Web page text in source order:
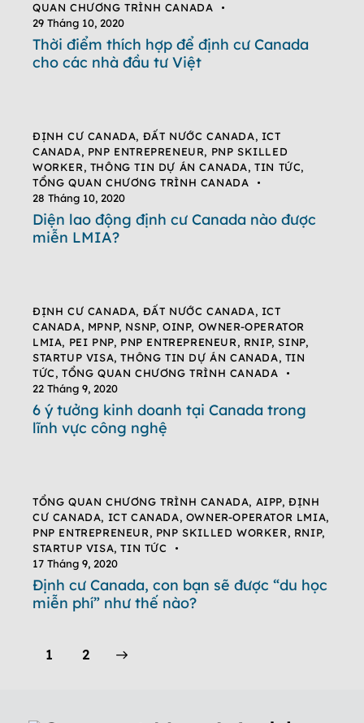
QUAN CHƯƠNG TRÌNH CANADA
29 Tháng 10, 2020
Thời điểm thích hợp để định cư Canada
cho các nhà đầu tư Việt
ĐỊNH CƯ CANADA, ĐẤT NƯỚC CANADA, ICT
CANADA, PNP ENTREPRENEUR, PNP SKILLED
WORKER, THÔNG TIN DỰ ÁN CANADA,TIN TỨC,
TỔNG QUAN CHƯƠNG TRÌNH CANADA
28 Tháng 10, 2020
Diện lao động định cư Canada nào được
miễn LMIA?
ĐỊNH CƯ CANADA, ĐẤT NƯỚC CANADA, ICT
CANADA, MPNP, NSNP,OINP, OWNER-OPERATOR
LMIA, PEI PNP, PNP ENTREPRENEUR, RNIP,SINP,
STARTUP VISA,THÔNG TIN DỰ ÁN CANADA, TIN
TỨC,TỔNG QUAN CHƯƠNG TRÌNH CANADA
22 Tháng 9, 2020
6 ý tưởng kinh doanh tại Canada trong
lĩnh vực công nghệ
TỔNG QUAN CHƯƠNG TRÌNH CANADA, AIPP,ĐỊNH
CƯ CANADA, ICT CANADA, OWNER-OPERATOR LMIA,
PNP ENTREPRENEUR, PNP SKILLED WORKER, RNIP,
STARTUP VISA,TIN TỨC
17 Tháng 9, 2020
Định cư Canada, con bạn sẽ được “du học
miễn phí” như thế nào?
1 2